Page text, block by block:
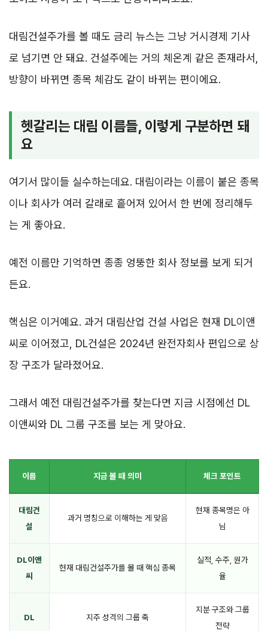
대림건설주가를 볼 때도 금리 뉴스는 그냥 거시경제 기사
로 넘기면 안 돼요. 건설주에는 거의 체온계 같은 존재라서,
방향이 바뀌면 종목 체감도 같이 바뀌는 편이에요.
헷갈리는 대림 이름들, 이렇게 구분하면 돼
요
여기서 많이들 실수하는데요. 대림이라는 이름이 붙은 종목
이나 회사가 여러 갈래로 흩어져 있어서 한 번에 정리해두
는 게 좋아요.
예전 이름만 기억하면 종종 엉뚱한 회사 정보를 보게 되거
든요.
핵심은 이거예요. 과거 대림산업 건설 사업은 현재 DL이앤
씨로 이어졌고, DL건설은 2024년 완전자회사 편입으로 상
장 구조가 달라졌어요.
그래서 예전 대림건설주가를 찾는다면 지금 시점에선 DL
이앤씨와 DL 그룹 구조를 보는 게 맞아요.
이름 지금 볼 때 의미 체크 포인트
대림건
설
과거 명칭으로 이해하는 게 맞음
현재 종목명은 아
님
DL이앤
씨
현재 대림건설주가를 볼 때 핵심 종목
실적, 수주, 원가
율
DL 지주 성격의 그룹 축
지분 구조와 그룹
전략